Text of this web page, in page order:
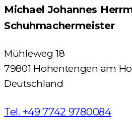
Michael Johannes
Schuhmachermeister
Mühleweg 18
79801 Hohentengen am
Deutschland
Tel. +49 7742 9780084